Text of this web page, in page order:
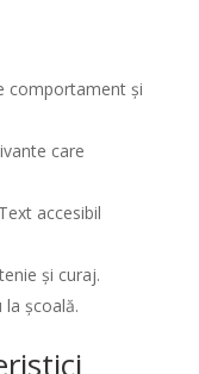
comportament și
care
accesibil
și curaj.
școală.